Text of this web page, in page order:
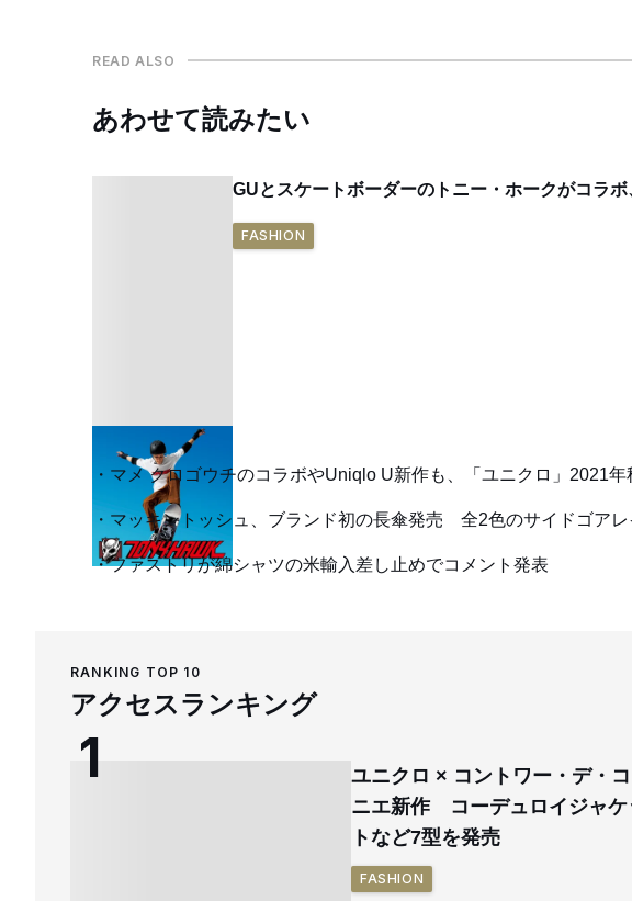
READ ALSO
あわせて読みたい
GUとスケートボーダーのトニー・ホークがコラ
FASHION
マメ クロゴウチのコラボやUniqlo U新作も、「ユニクロ」2021年
マッキントッシュ、ブランド初の長傘発売 全2色のサイドゴア
ファストリが綿シャツの米輸入差し止めでコメント発表
RANKING TOP 10
アクセスランキング
ユニクロ × コントワー・デ・コ
ニエ新作 コーデュロイジャケ
トなど7型を発売
FASHION